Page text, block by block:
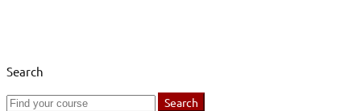
Search
Search
Search